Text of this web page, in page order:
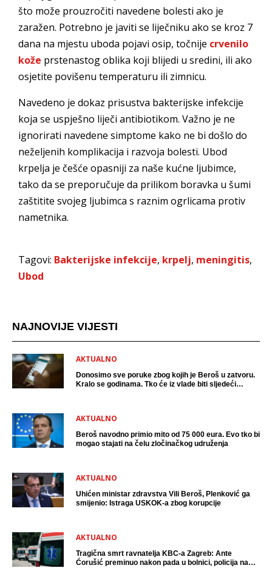
što može prouzročiti navedene bolesti ako je
zaražen. Potrebno je javiti se liječniku ako se kroz 7
dana na mjestu uboda pojavi osip, točnije crvenilo
kože prstenastog oblika koji blijedi u sredini, ili ako
osjetite povišenu temperaturu ili zimnicu.
Navedeno je dokaz prisustva bakterijske infekcije
koja se uspješno liječi antibiotikom. Važno je ne
ignorirati navedene simptome kako ne bi došlo do
neželjenih komplikacija i razvoja bolesti. Ubod
krpelja je češće opasniji za naše kućne ljubimce,
tako da se preporučuje da prilikom boravka u šumi
zaštitite svojeg ljubimca s raznim ogrlicama protiv
nametnika.
Tagovi: Bakterijske infekcije, krpelj, meningitis,
Ubod
NAJNOVIJE VIJESTI
AKTUALNO
Donosimo sve poruke zbog kojih je Beroš u zatvoru.
Kralo se godinama. Tko će iz vlade biti sljedeći
AKTUALNO
Beroš navodno primio mito od 75 000 eura. Evo tko bi
mogao stajati na čelu zločinačkog udruženja
AKTUALNO
Uhićen ministar zdravstva Vili Beroš, Plenković ga
smijenio: Istraga USKOK-a zbog korupcije
AKTUALNO
Tragična smrt ravnatelja KBC-a Zagreb: Ante
Ćorušić preminuo nakon pada u bolnici, policija na